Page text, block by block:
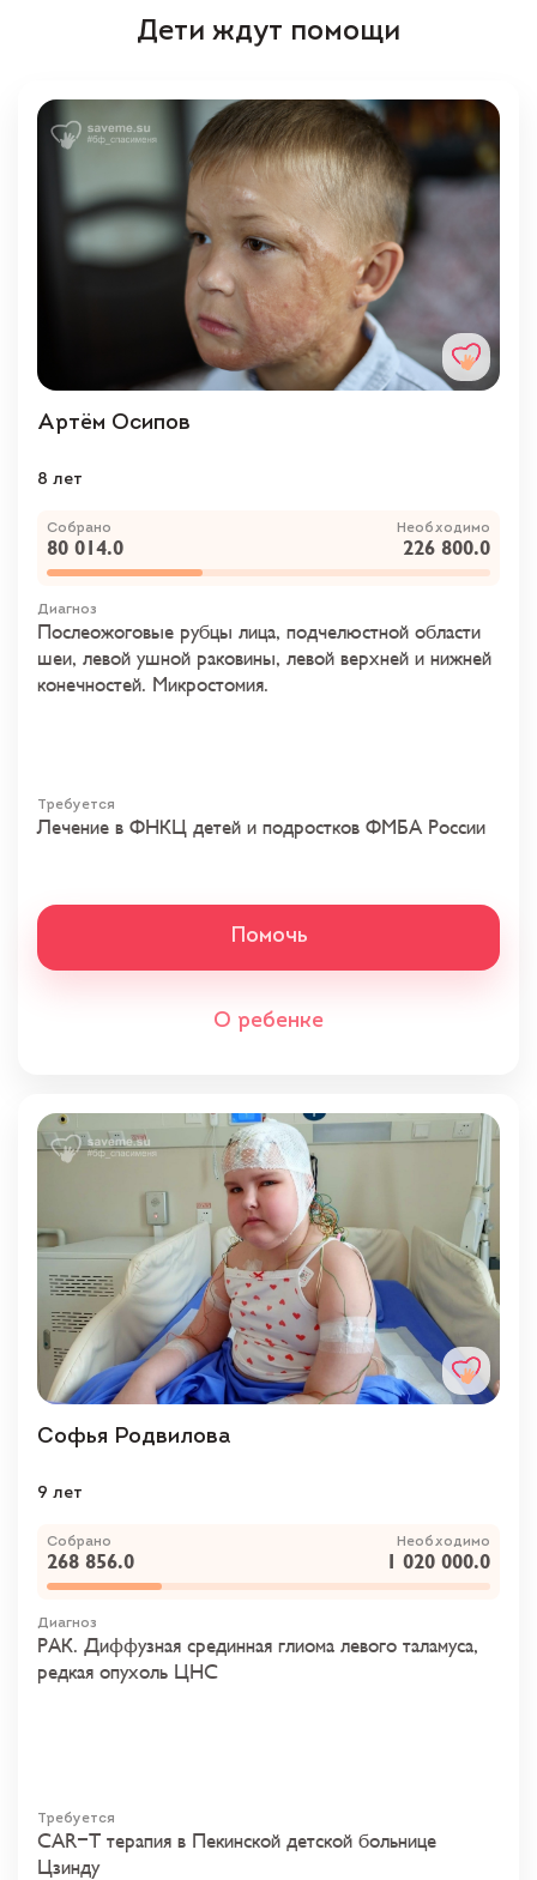
Дети ждут помощи
Артём Осипов
8 лет
Собрано
80 014.0
Необходимо
226 800.0
Диагноз
Послеожоговые рубцы лица, подчелюстной области
шеи, левой ушной раковины, левой верхней и нижней
конечностей. Микростомия.
Требуется
Лечение в ФНКЦ детей и подростков ФМБА России
Помочь
О ребенке
Софья Родвилова
9 лет
Собрано
268 856.0
Необходимо
1 020 000.0
Диагноз
РАК. Диффузная срединная глиома левого таламуса,
редкая опухоль ЦНС
Требуется
CAR-T терапия в Пекинской детской больнице
Цзинду